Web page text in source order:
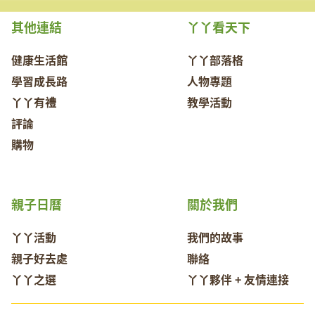
其他連結
健康生活館
學習成長路
丫丫有禮
評論
購物
丫丫看天下
丫丫部落格
人物專題
教學活動
關於我們
我們的故事
聯絡
丫丫夥伴 + 友情連接
親子日曆
丫丫活動
親子好去處
丫丫之選